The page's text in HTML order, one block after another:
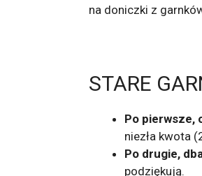
na doniczki z
STARE
Po pierwsze,
niezła kwota
Po drugie,
podziękują.